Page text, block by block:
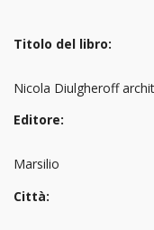
Titolo del libro:
Nicola Diulgheroff
Editore:
Marsilio
Città: